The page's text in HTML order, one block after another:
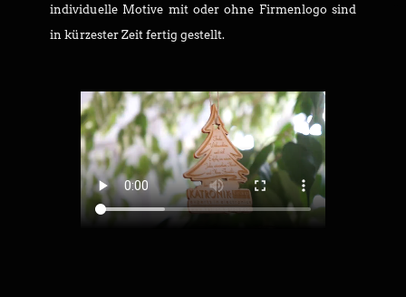
individuelle Motive mit oder ohne Firmenlogo sind
in kürzester Zeit fertig gestellt.